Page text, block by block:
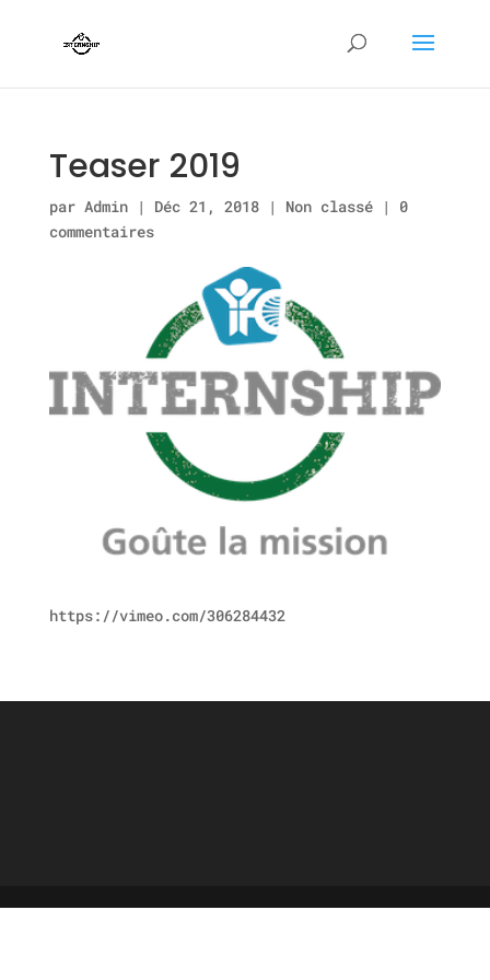
Teaser 2019
par Admin| Déc 21, 2018| Non classé| 0
commentaires
https://vimeo.com/306284432